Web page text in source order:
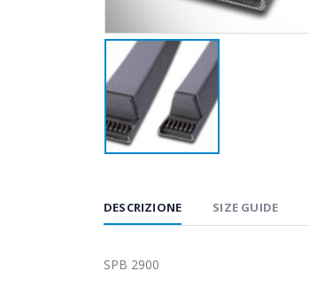
DESCRIZIONE SIZE GUIDE
SPB 2900